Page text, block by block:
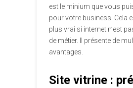
est le minium que vous
pour votre business. Cela
plus vrai si internet n’est
de métier. Il présente de
avantages.
Site vitrine :